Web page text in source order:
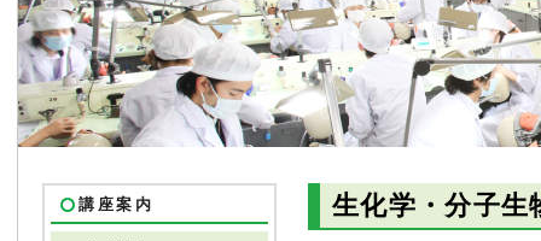
講座案内 生化学・分子生